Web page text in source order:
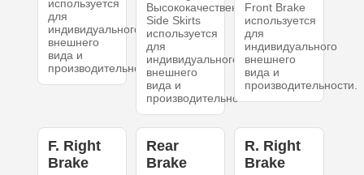
используется
для
индивидуального
внешнего
вида и
производительности.
Высококачественный
Side Skirts
используется
для
индивидуального
внешнего
вида и
производительности.
Front Brake
используется
для
индивидуального
внешнего
вида и
производительности.
F. Right
Brake
Rear
Brake
R. Right
Brake